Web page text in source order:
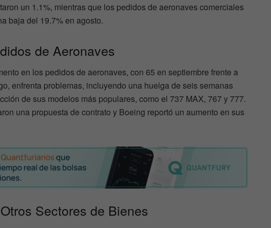
un 1.1%, mientras que los pedidos de aeronaves comerciales
baja del 19.7% en agosto.
de Aeronaves
en los pedidos de aeronaves, con 65 en septiembre frente a
enfrenta problemas, incluyendo una huelga de seis semanas
de sus modelos más populares, como el 737 MAX, 767 y 777.
una propuesta de contrato y Boeing reportó un aumento en sus
Sectores de Bienes